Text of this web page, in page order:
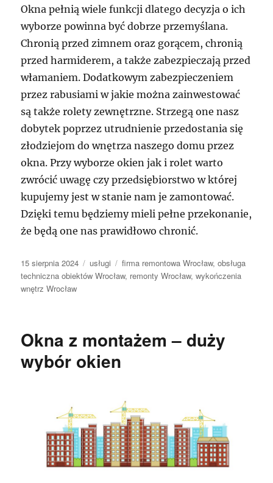
Okna pełnią wiele funkcji dlatego decyzja o ich
wyborze powinna być dobrze przemyślana.
Chronią przed zimnem oraz gorącem, chronią
przed harmiderem, a także zabezpieczają przed
włamaniem. Dodatkowym zabezpieczeniem
przez rabusiami w jakie można zainwestować
są także rolety zewnętrzne. Strzegą one nasz
dobytek poprzez utrudnienie przedostania się
złodziejom do wnętrza naszego domu przez
okna. Przy wyborze okien jak i rolet warto
zwrócić uwagę czy przedsiębiorstwo w której
kupujemy jest w stanie nam je zamontować.
Dzięki temu będziemy mieli pełne przekonanie,
że będą one nas prawidłowo chronić.
Data
publikacji
15 sierpnia 2024 Kategorie
usługi Tagi
firma remontowa Wrocław,obsługa
techniczna obiektów Wrocław, remonty Wrocław,wykończenia
wnętrz Wrocław
Okna z montażem – duży
wybór okien